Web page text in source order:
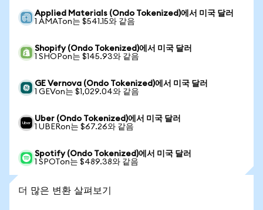
Applied Materials (Ondo Tokenized)에서 미국 달러
1 AMATon는 $541.15와 같음
Shopify (Ondo Tokenized)에서 미국 달러
1 SHOPon는 $145.93와 같음
GE Vernova (Ondo Tokenized)에서 미국 달러
1 GEVon는 $1,029.04와 같음
Uber (Ondo Tokenized)에서 미국 달러
1 UBERon는 $67.26와 같음
Spotify (Ondo Tokenized)에서 미국 달러
1 SPOTon는 $489.38와 같음
더 많은 변환 살펴보기